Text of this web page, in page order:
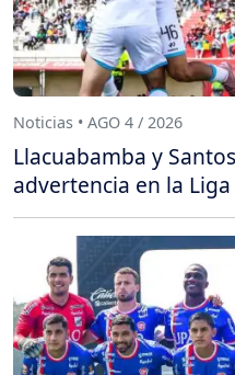
Noticias • AGO 4 / 2026
Llacuabamba y
advertencia en la Liga